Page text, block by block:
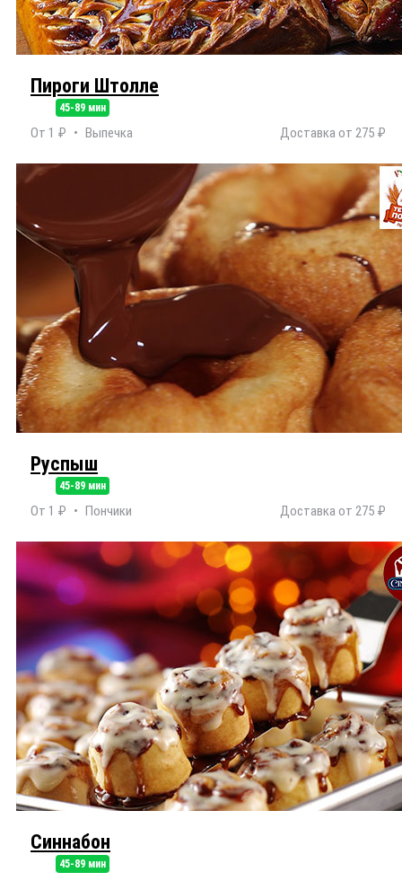
Пироги Штолле
45-89 мин
От 1 ₽ Выпечка Доставка от 275 ₽
Руспыш
45-89 мин
От 1 ₽ Пончики Доставка от 275 ₽
Синнабон
45-89 мин